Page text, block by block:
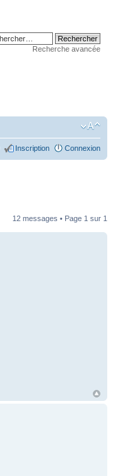
Recherche avancée
Inscription Connexion
12 messages • Page 1 sur 1